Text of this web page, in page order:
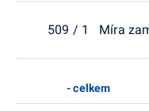
509 / 1 Míra
- celkem